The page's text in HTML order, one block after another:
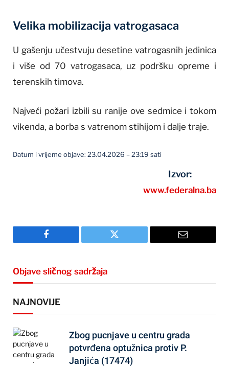
Velika mobilizacija vatrogasaca
U gašenju učestvuju desetine vatrogasnih jedinica
i više od 70 vatrogasaca, uz podršku opreme i
terenskih timova.
Najveći požari izbili su ranije ove sedmice i tokom
vikenda, a borba s vatrenom stihijom i dalje traje.
Datum i vrijeme objave: 23.04.2026 – 23:19 sati
Izvor:
www.federalna.ba
Facebook Twitter Email
Objave sličnog sadržaja
NAJNOVIJE
Zbog pucnjave u centru grada
potvrđena optužnica protiv P.
Janjića (17474)